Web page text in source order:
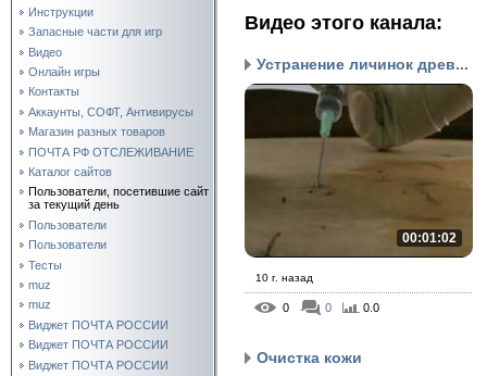
Инструкции
Запасные части для игр
Видео
Онлайн игры
Контакты
Аккаунты, СОФТ, Антивирусы
Магазин разных товаров
ПОЧТА РФ ОТСЛЕЖИВАНИЕ
Каталог сайтов
Пользователи, посетившие сайт
за текущий день
Пользователи
Пользователи
Тесты
muz
muz
Виджет ПОЧТА РОССИИ
Виджет ПОЧТА РОССИИ
Виджет ПОЧТА РОССИИ
Видео этого канала:
Устранение личинок древ...
00:01:02
10 г. назад
0 0 0.0
Очистка кожи